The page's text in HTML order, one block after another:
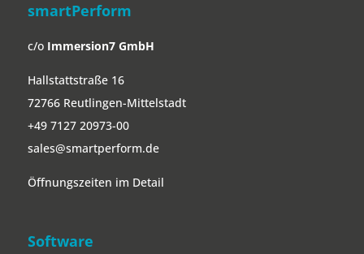
smartPerform
c/o Immersion7 GmbH
Hallstattstraße 16
72766 Reutlingen-Mittelstadt
+49 7127 20973-00
sales@smartperform.de
Öffnungszeiten im Detail
Software